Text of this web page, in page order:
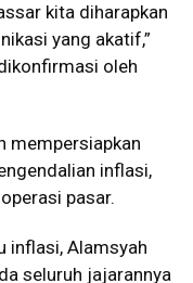
kita diharapkan
yang akatif,”
oleh
mempersiapkan
inflasi,
pasar.
inflasi, Alamsyah
seluruh jajarannya